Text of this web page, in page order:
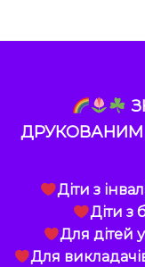
Діти з
Діти з
Для дітей
Для